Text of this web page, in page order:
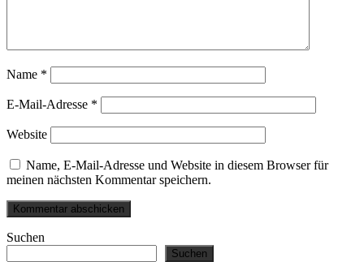
Name *
E-Mail-Adresse *
Website
Name, E-Mail-Adresse und Website in diesem Browser für
meinen nächsten Kommentar speichern.
Suchen
Suchen